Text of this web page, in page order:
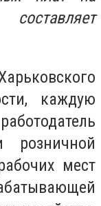
каждую
розничной
мест